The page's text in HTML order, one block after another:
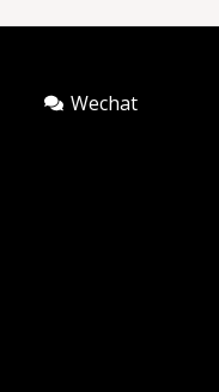
Wechat